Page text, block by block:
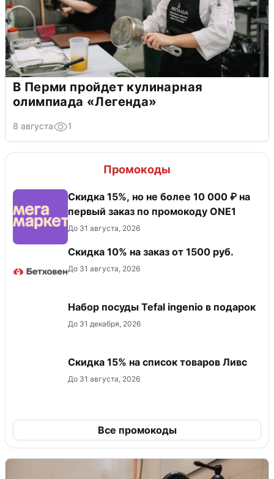
В Перми пройдет кулинарная
олимпиада «Легенда»
8 августа 1
Промокоды
Скидка 15%, но не более 10 000 ₽ на
первый заказ по промокоду ONE1
До 31 августа, 2026
Скидка 10% на заказ от 1500 руб.
До 31 августа, 2026
Набор посуды Tefal ingenio в подарок
До 31 декабря, 2026
Скидка 15% на список товаров Ливс
До 31 августа, 2026
Все промокоды